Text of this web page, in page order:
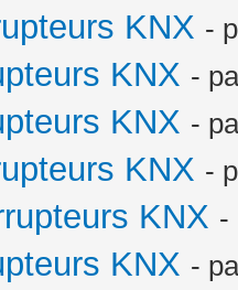
KNX -
KNX -
KNX -
KNX -
KNX -
KNX -